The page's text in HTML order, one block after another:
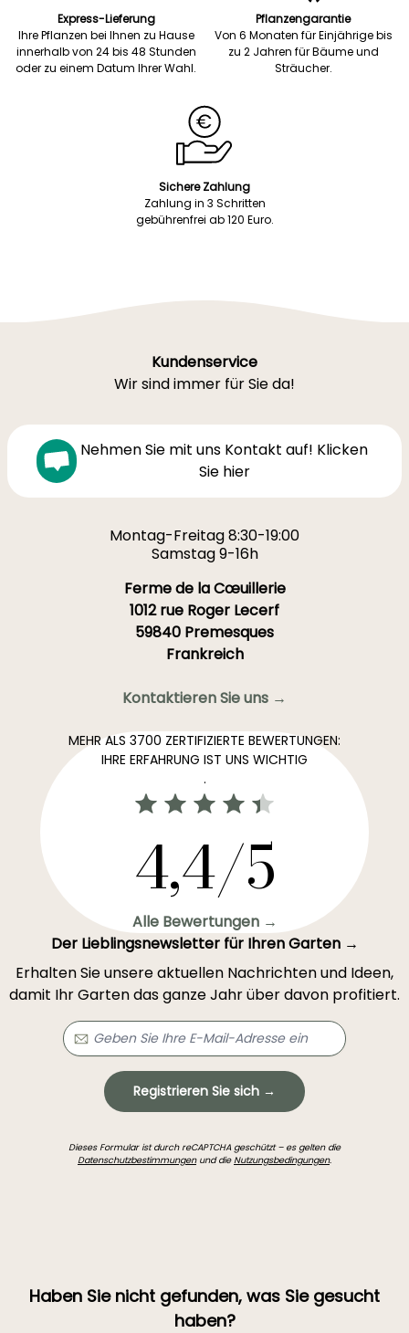
Express-Lieferung
Ihre Pflanzen bei Ihnen zu Hause
innerhalb von 24 bis 48 Stunden
oder zu einem Datum Ihrer Wahl.
Pflanzengarantie
Von 6 Monaten für Einjährige bis
zu 2 Jahren für Bäume und
Sträucher.
Sichere Zahlung
Zahlung in 3 Schritten
gebührenfrei ab 120 Euro.
Kundenservice
Wir sind immer für Sie da!
Nehmen Sie mit uns Kontakt auf! Klicken
Sie hier
Montag-Freitag 8:30-19:00
Samstag 9-16h
Ferme de la Cœuillerie
1012 rue Roger Lecerf
59840 Premesques
Frankreich
Kontaktieren Sie uns →
MEHR ALS 3700 ZERTIFIZIERTE BEWERTUNGEN:
IHRE ERFAHRUNG IST UNS WICHTIG
.
4,4/5
Alle Bewertungen →
Der Lieblingsnewsletter für Ihren Garten →
Erhalten Sie unsere aktuellen Nachrichten und Ideen,
damit Ihr Garten das ganze Jahr über davon profitiert.
Registrieren Sie sich →
Dieses Formular ist durch reCAPTCHA geschützt – es gelten die
Datenschutzbestimmungenund dieNutzungsbedingungen.
Haben Sie nicht gefunden, was Sie gesucht
haben?